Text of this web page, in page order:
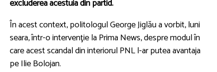
excluderea acestuia din partid.
În acest context, politologul George Jiglău a vorbit, luni
seara, într-o intervenţie la Prima News, despre modul în
care acest scandal din interiorul PNL l-ar putea avantaja
pe Ilie Bolojan.